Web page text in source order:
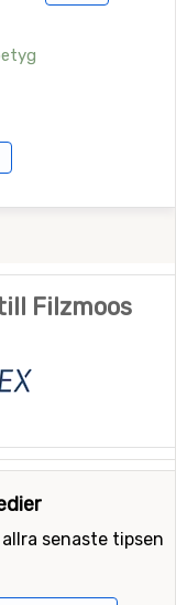
Filzmoos
senaste tipsen